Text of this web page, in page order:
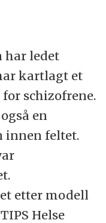
har ledet
kartlagt et
schizofrene.
en
innen feltet.
etter modell
Helse